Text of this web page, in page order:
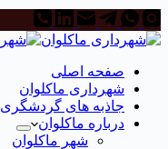
صفحه اصلی
شهرداری ماکلوان
جاذبه های گردشگری
درباره ماکلوان
شهر ماکلوان